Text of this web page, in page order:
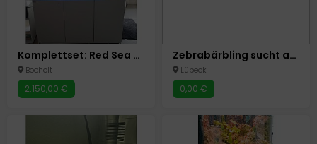
Komplettset: Red Sea Reefer 625 XXL Meerwasseraquarium
Bocholt
2.150,00 €
Zebrabärbling sucht artgerechtes Für-immer-Zuhause im Schwarm
Lübeck
0,00 €